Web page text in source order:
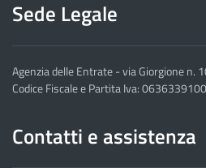
Sede Legale
Agenzia delle Entrate - via Giorgione n.
Codice Fiscale e Partita Iva:
Contatti e assistenza